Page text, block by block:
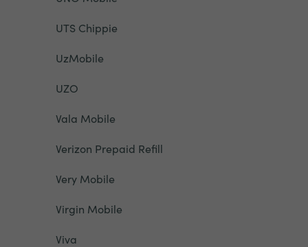
UTS Chippie
UzMobile
UZO
Vala Mobile
Verizon Prepaid Refill
Very Mobile
Virgin Mobile
Viva